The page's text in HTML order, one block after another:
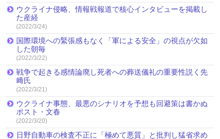
ウクライナ侵略、情報戦報道で核心インタビューを掲載し
た産経
(2022/3/24)
国際環境への緊張感もなく「軍による安全」の視点が欠如
した朝毎
(2022/3/22)
戦争で起きる感情論廃し死者への葬送儀礼の重要性説く先
﨑氏
(2022/3/21)
ウクライナ事態、最悪のシナリオを予想も回避策は書かぬ
ポスト・文春
(2022/3/20)
日野自動車の検査不正に「極めて悪質」と批判し猛省求め